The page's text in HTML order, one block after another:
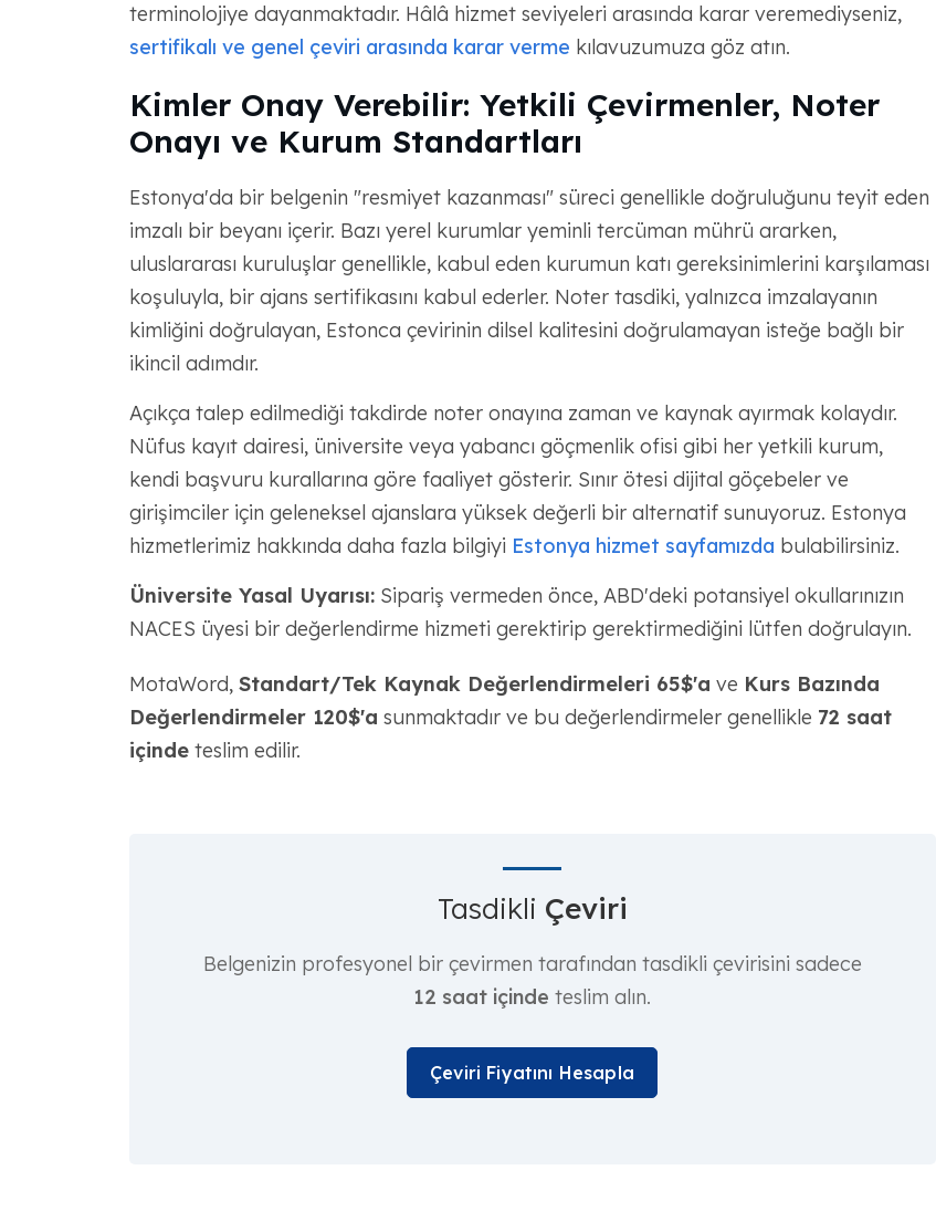
terminolojiye dayanmaktadır. Hâlâ hizmet seviyeleri arasında karar veremediyseniz,
sertifikalı ve genel çeviri arasında karar verme kılavuzumuza göz atın.
Kimler Onay Verebilir: Yetkili Çevirmenler, Noter
Onayı ve Kurum Standartları
Estonya'da bir belgenin "resmiyet kazanması" süreci genellikle doğruluğunu teyit eden
imzalı bir beyanı içerir. Bazı yerel kurumlar yeminli tercüman mührü ararken,
uluslararası kuruluşlar genellikle, kabul eden kurumun katı gereksinimlerini karşılaması
koşuluyla, bir ajans sertifikasını kabul ederler. Noter tasdiki, yalnızca imzalayanın
kimliğini doğrulayan, Estonca çevirinin dilsel kalitesini doğrulamayan isteğe bağlı bir
ikincil adımdır.
Açıkça talep edilmediği takdirde noter onayına zaman ve kaynak ayırmak kolaydır.
Nüfus kayıt dairesi, üniversite veya yabancı göçmenlik ofisi gibi her yetkili kurum,
kendi başvuru kurallarına göre faaliyet gösterir. Sınır ötesi dijital göçebeler ve
girişimciler için geleneksel ajanslara yüksek değerli bir alternatif sunuyoruz. Estonya
hizmetlerimiz hakkında daha fazla bilgiyi Estonya hizmet sayfamızda bulabilirsiniz.
Üniversite Yasal Uyarısı:Sipariş vermeden önce, ABD'deki potansiyel okullarınızın
NACES üyesi bir değerlendirme hizmeti gerektirip gerektirmediğini lütfen doğrulayın.
MotaWord, Standart/Tek Kaynak Değerlendirmeleri 65$'a ve Kurs Bazında
Değerlendirmeler 120$'a sunmaktadır ve bu değerlendirmeler genellikle 72 saat
içindeteslim edilir.
Tasdikli Çeviri
Belgenizin profesyonel bir çevirmen tarafından tasdikli çevirisini sadece
12 saat içinde teslim alın.
Çeviri Fiyatını Hesapla